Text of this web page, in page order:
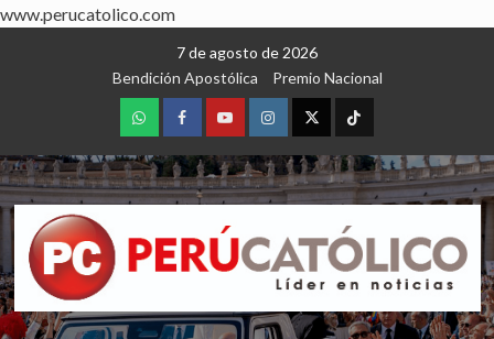
www.perucatolico.com
7 de agosto de 2026
Bendición Apostólica
Premio Nacional
WhatsAppFacebookYoutubeInstagram
X TikTok